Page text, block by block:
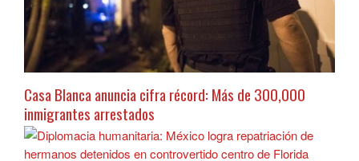
Casa Blanca anuncia cifra récord: Más de 300,000
inmigrantes arrestados